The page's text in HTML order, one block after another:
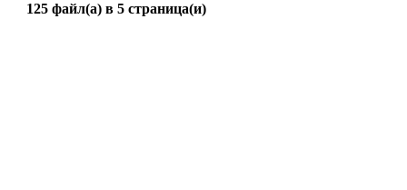
125 файл(а) в 5 страница(и)